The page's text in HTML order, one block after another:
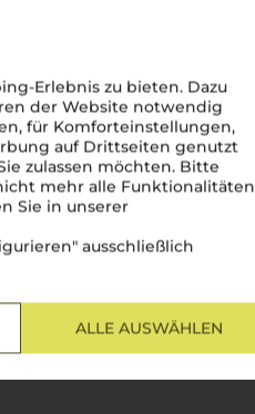
Erlebnis zu bieten. Dazu
der Website notwendig
für Komforteinstellungen,
auf Drittseiten genutzt
zulassen möchten. Bitte
mehr alle Funktionalitäten
Sie in unserer
ausschließlich
ALLE AUSWÄHLEN